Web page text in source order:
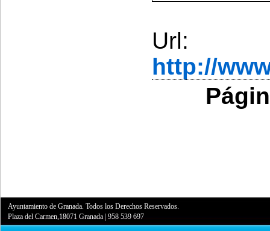
Url:
http://
Ayuntamiento de Granada. Todos los Derechos Reservados.
Plaza del Carmen,18071 Granada |958 539 697